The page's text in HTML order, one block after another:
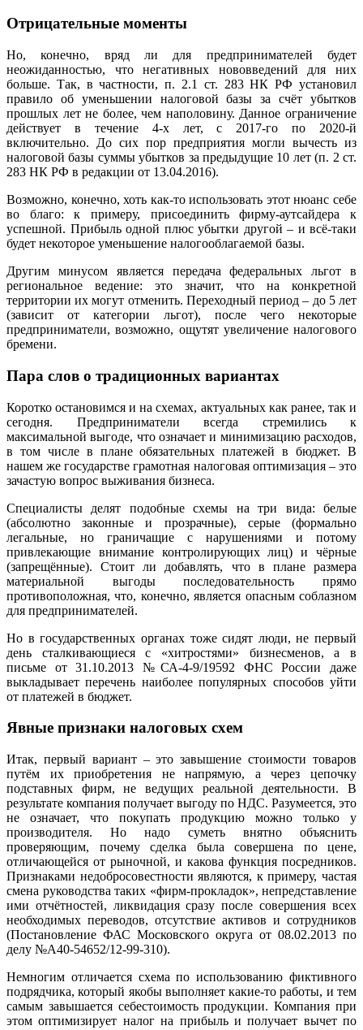
Отрицательные моменты
Но, конечно, вряд ли для предпринимателей будет
неожиданностью, что негативных нововведений для них
больше. Так, в частности, п. 2.1 ст. 283 НК РФ установил
правило об уменьшении налоговой базы за счёт убытков
прошлых лет не более, чем наполовину. Данное ограничение
действует в течение 4-х лет, с 2017-го по 2020-й
включительно. До сих пор предприятия могли вычесть из
налоговой базы суммы убытков за предыдущие 10 лет (п. 2 ст.
283 НК РФ в редакции от 13.04.2016).
Возможно, конечно, хоть как-то использовать этот нюанс себе
во благо: к примеру, присоединить фирму-аутсайдера к
успешной. Прибыль одной плюс убытки другой – и всё-таки
будет некоторое уменьшение налогооблагаемой базы.
Другим минусом является передача федеральных льгот в
региональное ведение: это значит, что на конкретной
территории их могут отменить. Переходный период – до 5 лет
(зависит от категории льгот), после чего некоторые
предприниматели, возможно, ощутят увеличение налогового
бремени.
Пара слов о традиционных вариантах
Коротко остановимся и на схемах, актуальных как ранее, так и
сегодня. Предприниматели всегда стремились к
максимальной выгоде, что означает и минимизацию расходов,
в том числе в плане обязательных платежей в бюджет. В
нашем же государстве грамотная налоговая оптимизация – это
зачастую вопрос выживания бизнеса.
Специалисты делят подобные схемы на три вида: белые
(абсолютно законные и прозрачные), серые (формально
легальные, но граничащие с нарушениями и потому
привлекающие внимание контролирующих лиц) и чёрные
(запрещённые). Стоит ли добавлять, что в плане размера
материальной выгоды последовательность прямо
противоположная, что, конечно, является опасным соблазном
для предпринимателей.
Но в государственных органах тоже сидят люди, не первый
день сталкивающиеся с «хитростями» бизнесменов, а в
письме от 31.10.2013 №СА-4-9/19592 ФНС России даже
выкладывает перечень наиболее популярных способов уйти
от платежей в бюджет.
Явные признаки налоговых схем
Итак, первый вариант – это завышение стоимости товаров
путём их приобретения не напрямую, а через цепочку
подставных фирм, не ведущих реальной деятельности. В
результате компания получает выгоду по НДС. Разумеется, это
не означает, что покупать продукцию можно только у
производителя. Но надо суметь внятно объяснить
проверяющим, почему сделка была совершена по цене,
отличающейся от рыночной, и какова функция посредников.
Признаками недобросовестности являются, к примеру, частая
смена руководства таких «фирм-прокладок», непредставление
ими отчётностей, ликвидация сразу после совершения всех
необходимых переводов, отсутствие активов и сотрудников
(Постановление ФАС Московского округа от 08.02.2013 по
делу №А40-54652/12-99-310).
Немногим отличается схема по использованию фиктивного
подрядчика, который якобы выполняет какие-то работы, и тем
самым завышается себестоимость продукции. Компания при
этом оптимизирует налог на прибыль и получает вычет по